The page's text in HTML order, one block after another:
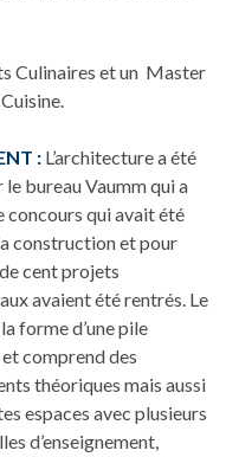
Culinaires et un Master
: L’architecture a été
le bureau Vaumm qui a
concours qui avait été
construction et pour
cent projets
avaient été rentrés. Le
forme d’une pile
et comprend des
théoriques mais aussi
espaces avec plusieurs
d’enseignement,